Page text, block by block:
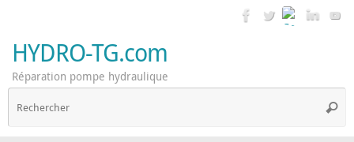
contenu
HYDRO-TG.com
Réparation pompe hydraulique